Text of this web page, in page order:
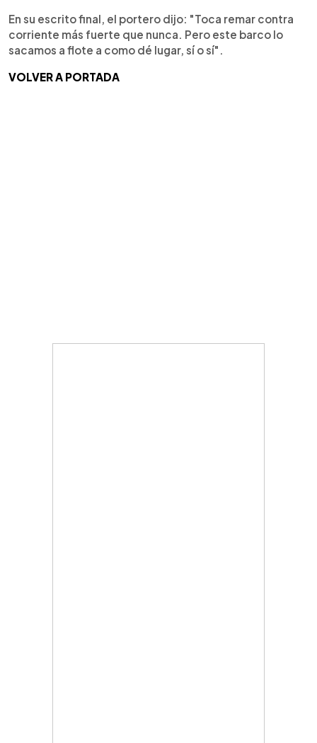
En su escrito final, el portero dijo: "Toca remar contra
corriente más fuerte que nunca. Pero este barco lo
sacamos a flote a como dé lugar, sí o sí".
VOLVER A PORTADA